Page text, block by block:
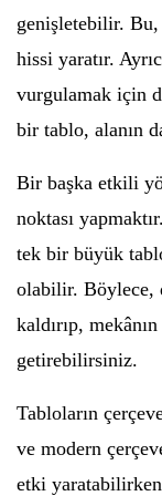
genişletebilir.
hissi yaratır.
vurgulamak için
bir tablo, alanın
Bir başka etkili
noktası
tek bir büyük
olabilir. Böylece,
kaldırıp,
getirebilirsiniz.
Tabloların
ve modern
etki